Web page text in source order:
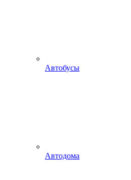
Автобусы
Автодома